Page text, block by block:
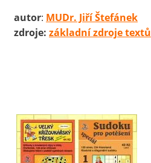
autor: MUDr. Jiří Štefánek
zdroje: základní zdroje textů